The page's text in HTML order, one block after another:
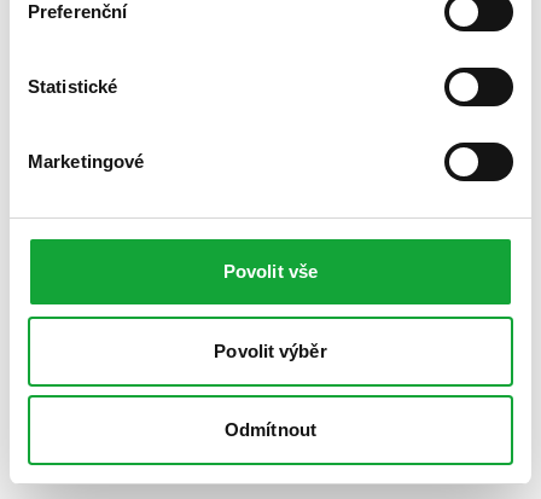
Preferenční
Statistické
Marketingové
Povolit vše
Povolit výběr
Odmítnout